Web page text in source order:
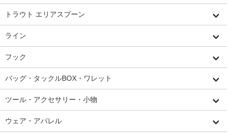
トラウト エリアスプーン
ライン
フック
バッグ・タックルBOX・ワレット
ツール・アクセサリー・小物
ウェア・アパレル